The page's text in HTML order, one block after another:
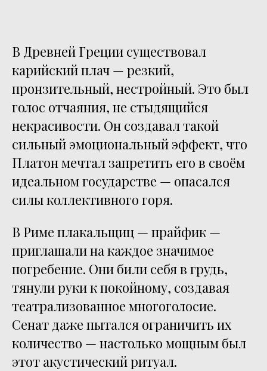
В Древней Греции существовал
карийский плач — резкий,
пронзительный, нестройный. Это был
голос отчаяния, не стыдящийся
некрасивости. Он создавал такой
сильный эмоциональный эффект, что
Платон мечтал запретить его в своём
идеальном государстве — опасался
силы коллективного горя.
В Риме плакальщиц — прайфик —
приглашали на каждое значимое
погребение. Они били себя в грудь,
тянули руки к покойному, создавая
театрализованное многоголосие.
Сенат даже пытался ограничить их
количество — настолько мощным был
этот акустический ритуал.